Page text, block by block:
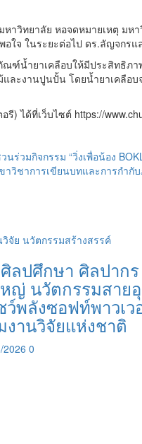
วิทยาลัย หอจดหมายเหตุ ม
ใจ ในระยะต่อไป ดร.ลัญจก
น้ำยาเคลือบให้มีประสิทธิภ
ะงานปูนปั้น โดยน้ำยาเคลือ
) ได้ที่เว็บไซต์ https://
วมกิจกรรม “วิ่งเพื่อน้อง
วิชาการเขียนบทและการกำ
วิจัย นวัตกรรมสร้างสรรค์
ลปศึกษา ศิลปาก
หญ่ นวัตกรรมสาย
ว์พลังซอฟท์พาวเว
งานวิจัยแห่งชาติ
2026 0